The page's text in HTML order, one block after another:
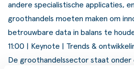
andere specialistische applicaties,
groothandels moeten maken om
betrouwbare data in balans te
11:00 | Keynote | Trends &
De groothandelssector staat onder